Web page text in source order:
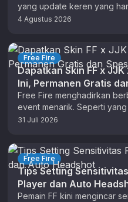
yang update keren yang
sekarang. Ada pula
4 Agustus 2026
Free Fire
Dapatkan Skin FF x
Ini, Permanen Gratis
Free Fire menghadirkan
event menarik. Seperti
sebagai pakaian virtual atau
31 Juli 2026
Free Fire
Tips Setting
Player dan Auto
Pemain FF kini mengincar